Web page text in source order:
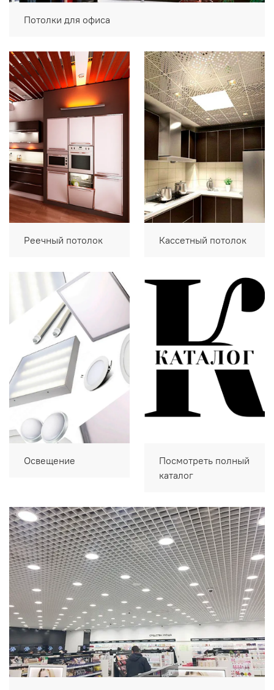
Потолки для офиса
Реечный потолок Кассетный потолок
Освещение
Посмотреть полный
каталог